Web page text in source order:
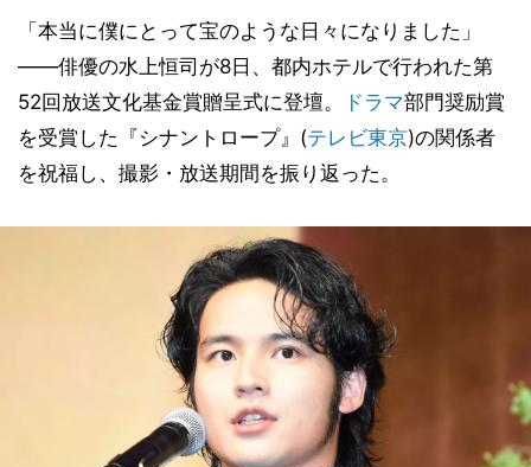
「本当に僕にとって宝のような日々になりました」
――俳優の水上恒司が8日、都内ホテルで行われた第
52回放送文化基金賞贈呈式に登壇。
ドラマ部門奨励賞
を受賞した『シナントロープ』(テレビ東京)の関係者
を祝福し、撮影・放送期間を振り返った。